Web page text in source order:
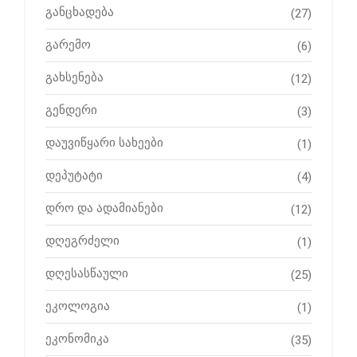
განცხადება (27)
გარემო (6)
გახსენება (12)
გენდერი (3)
დაუვიწყარი სახეები (1)
დეპუტატი (4)
დრო და ადამიანები (12)
დღეგრძელი (1)
დღესასწაული (25)
ეკოლოგია (1)
ეკონომიკა (35)